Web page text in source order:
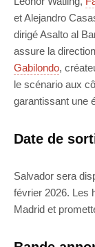
et Alejandro
dirigé Asalto al
assure la
Gabilondo,
le scénario aux
garantissant une
Date de
Salvador sera
février 2026. Les
Madrid et